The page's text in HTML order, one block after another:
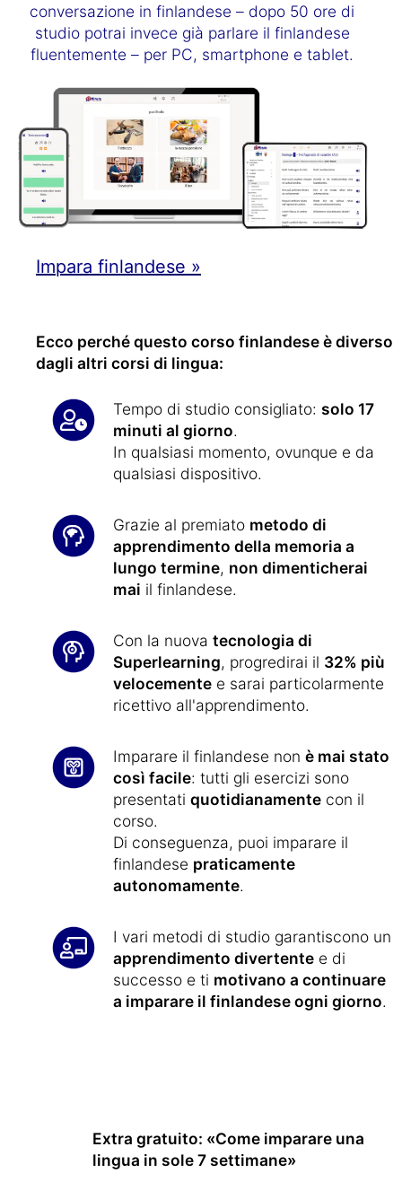
conversazione in finlandese – dopo 50 ore di
studio potrai invece già parlare il finlandese
fluentemente – per PC, smartphone e tablet.
Impara finlandese »
Ecco perché questo corso finlandese è diverso
dagli altri corsi di lingua:
Tempo di studio consigliato: solo 17
minuti al giorno.
In qualsiasi momento, ovunque e da
qualsiasi dispositivo.
Grazie al premiato metodo di
apprendimento della memoria a
lungo termine, non dimenticherai
mai il finlandese.
Con la nuova tecnologia di
Superlearning, progredirai il 32% più
velocemente e sarai particolarmente
ricettivo all'apprendimento.
Imparare il finlandese non è mai stato
così facile: tutti gli esercizi sono
presentati quotidianamente con il
corso.
Di conseguenza, puoi imparare il
finlandese praticamente
autonomamente.
I vari metodi di studio garantiscono un
apprendimento divertente e di
successo e ti motivano a continuare
a imparare il finlandese ogni giorno.
Extra gratuito: «Come imparare una
lingua in sole 7 settimane»